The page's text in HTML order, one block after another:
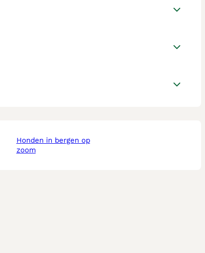
honden in bergen op
zoom